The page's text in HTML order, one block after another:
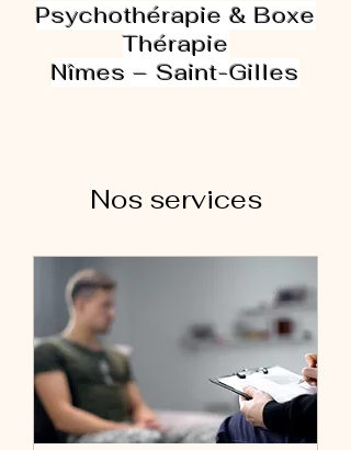
Psychothérapie & Boxe
Thérapie
Nîmes – Saint-Gilles
Nos services